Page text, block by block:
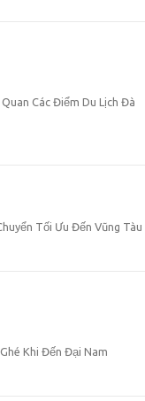
Các Điểm Du Lịch Đà
Tối Ưu Đến Vũng Tàu
Khi Đến Đại Nam